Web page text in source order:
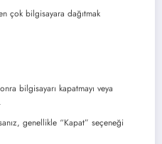
çok bilgisayara dağıtmak
bilgisayarı kapatmayı veya
genellikle “Kapat” seçeneği